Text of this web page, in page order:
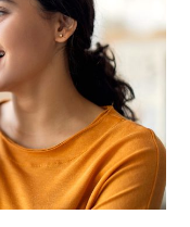
TV를 보다 주방으로
태를 파악한 남편은
아이들이 깰까 봐 남편이
리가 얼마나 컸던지 잠귀가
. 아이들은 저를
렇게 가족의 도움으로